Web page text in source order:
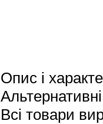
Опис і
Всі товари